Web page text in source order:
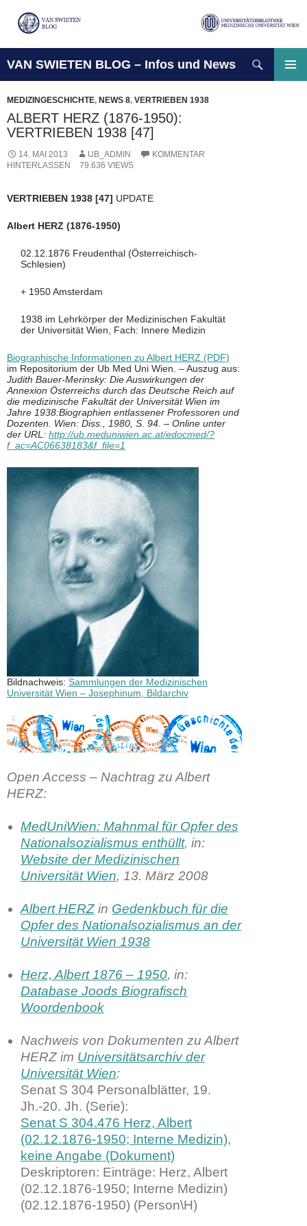
VAN SWIETEN BLOG – Infos und News
SPRINGEN
MEDIZINGESCHICHTE, NEWS 8, VERTRIEBEN 1938
ALBERT HERZ (1876-1950):
VERTRIEBEN 1938 [47]
14. MAI 2013 UB_ADMIN
KOMMENTAR
HINTERLASSEN
79.636 VIEWS
VERTRIEBEN 1938 [47] UPDATE
Albert HERZ (1876-1950)
02.12.1876 Freudenthal (Österreichisch-
Schlesien)
+ 1950 Amsterdam
1938 im Lehrkörper der Medizinischen Fakultät
der Universität Wien, Fach: Innere Medizin
Biographische Informationen zu Albert HERZ (PDF)
im Repositorium der Ub Med Uni Wien. – Auszug aus:
Judith Bauer-Merinsky: Die Auswirkungen der
Annexion Österreichs durch das Deutsche Reich auf
die medizinische Fakultät der Universität Wien im
Jahre 1938:Biographien entlassener Professoren und
Dozenten. Wien: Diss., 1980, S. 94. – Online unter
der URL: http://ub.meduniwien.ac.at/edocmed/?
f_ac=AC06638183&f_file=1
Bildnachweis: Sammlungen der Medizinischen
Universität Wien – Josephinum, Bildarchiv
Open Access – Nachtrag zu Albert
HERZ:
MedUniWien: Mahnmal für Opfer des
Nationalsozialismus enthüllt, in:
Website der Medizinischen
Universität Wien, 13. März 2008
Albert HERZ in Gedenkbuch für die
Opfer des Nationalsozialismus an der
Universität Wien 1938
Herz, Albert 1876 – 1950, in:
Database Joods Biografisch
Woordenbook
Nachweis von Dokumenten zu Albert
HERZ im Universitätsarchiv der
Universität Wien:
Senat S 304 Personalblätter, 19.
Jh.-20. Jh. (Serie):
Senat S 304.476 Herz, Albert
(02.12.1876-1950; Interne Medizin),
keine Angabe (Dokument)
Deskriptoren: Einträge: Herz, Albert
(02.12.1876-1950; Interne Medizin)
(02.12.1876-1950) (Person\H)